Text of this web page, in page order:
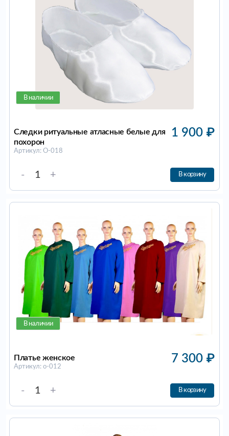
В наличии
Следки ритуальные атласные белые для
похорон
Артикул: О-018
1 900 ₽
- + В корзину
В наличии
Платье женское
Артикул: о-012
7 300 ₽
- + В корзину